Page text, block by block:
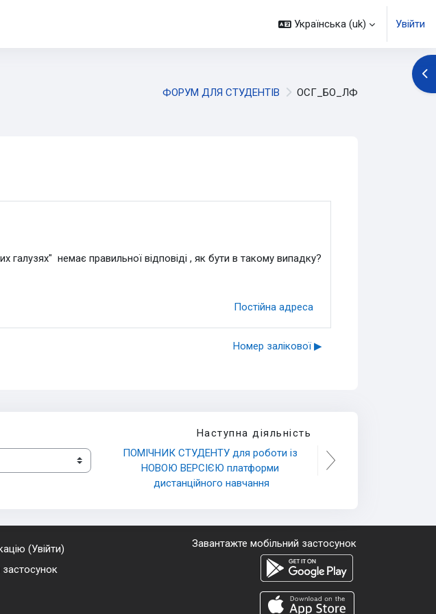
Українська ‎(uk)‎ Увійти
ФОРУМ ДЛЯ СТУДЕНТІВ ОСГ_БО_ЛФ
немає правильної відповіді , як бути в такому випадку?
Постійна адреса
Номер залікової ▶︎
Наступна діяльність
ПОМІЧНИК СТУДЕНТУ для роботи із
НОВОЮ ВЕРСІЄЮ платформи
дистанційного навчання
(Увійти)
Завантажте мобільний застосунок